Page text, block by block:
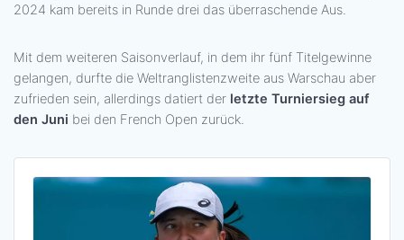
2024 kam bereits in Runde drei das überraschende Aus.
Mit dem weiteren Saisonverlauf, in dem ihr fünf Titelgewinne
gelangen, durfte die Weltranglistenzweite aus Warschau aber
zufrieden sein, allerdings datiert der letzte Turniersieg auf
den Juni bei den French Open zurück.